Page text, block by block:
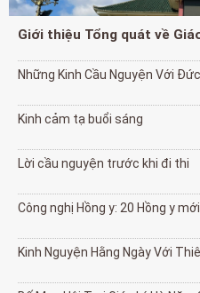
Giới thiệu Tổng quát về
Những Kinh Cầu Nguyện Với
Kinh cảm tạ buổi sáng
Lời cầu nguyện trước khi đi thi
Công nghị Hồng y: 20 Hồng y
Kinh Nguyện Hằng Ngày Với